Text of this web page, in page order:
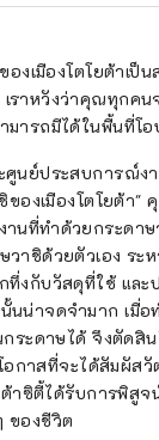
ลากหลายเช่นสิ่งแ
สียอดนิยมในเขต
Oiden
ซึ่งดึงดูดนักท่องเที่
ดแสดงบางส่วนข
มืองโตโยต้าเป็นที่รู้
แต่เป็นเมืองที่น่าดึ
รท่องเที่ยวที่หลาก
าสนใจ เราหวังว่า
เมืองโตโยต้ายังคง
ด้รับเลือกให้เป็นสถ
เรากำลังทำงานเ
โยต้า "ปรับแต่ง" ทรั
มีส่วนร่วม" ในการพั
องเมืองโตโยต้าเป็
าหวังว่าคุณทุกคนจ
ารถมีได้ในพื้นที่โอ
นย์ประสบการณ์ง
องเมืองโตโยต้า"
านที่ทำด้วยกระดา
วาชิด้วยตัวเอง ระ
ทึ่งกับวัสดุที่ใช้ แล
นน่าจดจำมาก เมื่อ
ระดาษได้ จึงตัดสิ
อกาสที่จะได้สัมผัส
ต้าซิตี้ได้รับการพิสู
ของชีวิต